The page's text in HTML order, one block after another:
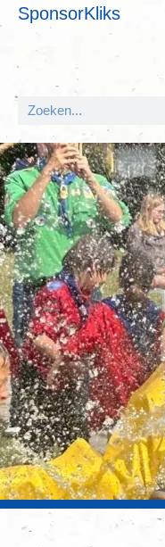
SponsorKliks